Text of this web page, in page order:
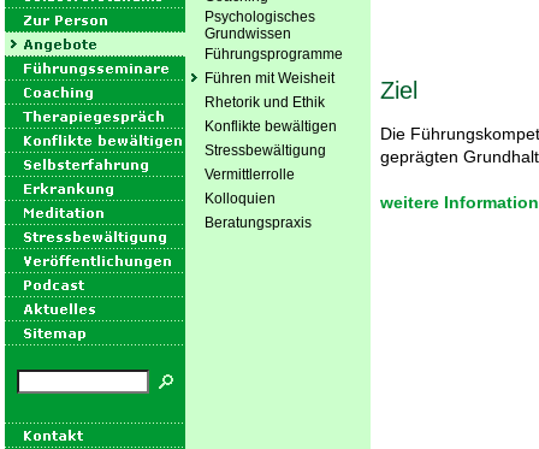
Psychologisches
Grundwissen
Führungsprogramme
Führen mit Weisheit
Rhetorik und Ethik
Konflikte bewältigen
Stressbewältigung
Vermittlerrolle
Kolloquien
Beratungspraxis
Ziel
Die
geprägten
weitere